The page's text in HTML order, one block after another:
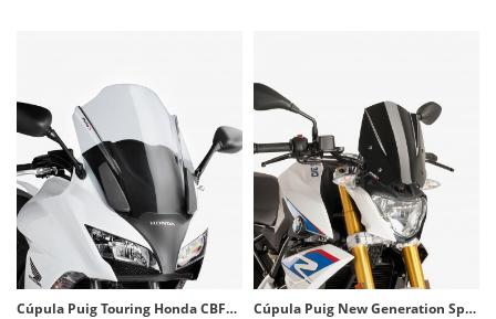
Cúpula Puig Touring Honda CBF1000F (10-16) Transparente 5252W Cúpula Puig New Generation Sport BMW G310R (16-26) Negro 8920N